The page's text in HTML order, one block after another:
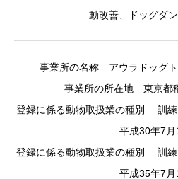
動改善、ドッグダ
事業所の名称 アウラドッグ
事業所の所在地 東京都
登録に係る動物取扱業の種別
平成30年7月
登録に係る動物取扱業の種別
平成35年7月